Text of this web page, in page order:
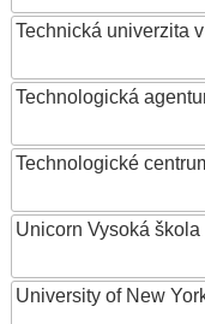
Technická univerzita
Technologická
Technologické
Unicorn Vysoká škola
University of New